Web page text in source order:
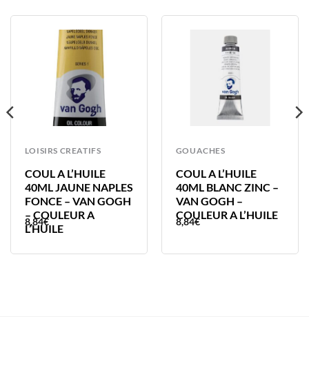
LOISIRS CREATIFS
COUL A L’HUILE
40ML JAUNE NAPLES
FONCE – VAN GOGH
– COULEUR A
L’HUILE
8,84€
GOUACHES
COUL A L’HUILE
40ML BLANC ZINC –
VAN GOGH –
COULEUR A L’HUILE
8,84€